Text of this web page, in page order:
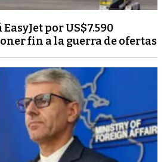
por US$7.590
fin a la guerra de ofertas